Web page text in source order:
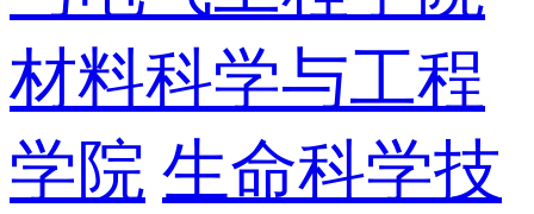
材料科学与工程
学院 生命科学技